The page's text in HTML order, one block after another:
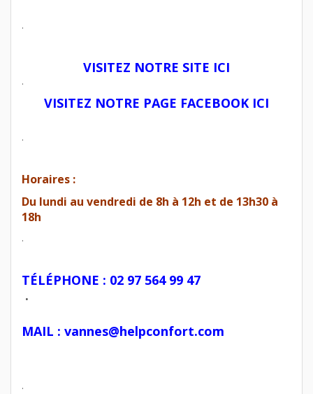
.
VISITEZ NOTRE SITE ICI
.
VISITEZ NOTRE PAGE FACEBOOK ICI
.
Horaires :
Du lundi au vendredi de 8h à 12h et de 13h30 à
18h
.
TÉLÉPHONE : 02 97 564 99 47
.
MAIL : vannes@helpconfort.com
.